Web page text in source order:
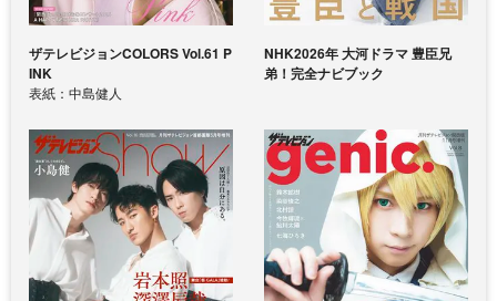
ザテレビジョンCOLORS Vol.61 P
INK
表紙：中島健人
NHK2026年 大河ドラマ 豊臣兄
弟！完全ナビブック